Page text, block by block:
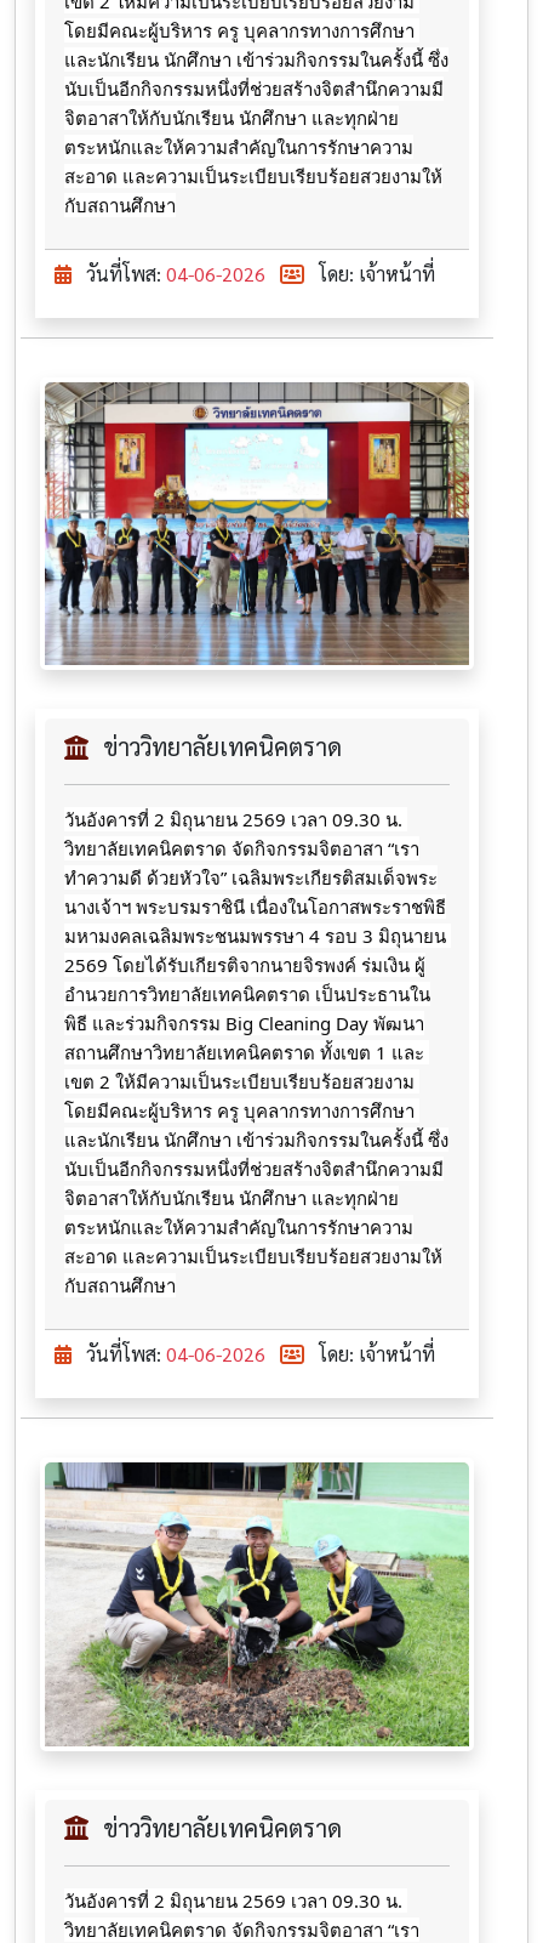
โดยมีคณะผู้บริหาร ครู บุคลากรทางการศึกษา
และนักเรียน นักศึกษา เข้าร่วมกิจกรรมในครั้งนี้ ซึ่ง
นับเป็นอีกกิจกรรมหนึ่งที่ช่วยสร้างจิตสำนึกความมี
จิตอาสาให้กับนักเรียน นักศึกษา และทุกฝ่าย
ตระหนักและให้ความสำคัญในการรักษาความ
สะอาด และความเป็นระเบียบเรียบร้อยสวยงามให้
กับสถานศึกษา
วันที่โพส: 04-06-2026 โดย: เจ้าหน้าที่
ข่าววิทยาลัยเทคนิคตราด
วันอังคารที่ 2 มิถุนายน 2569 เวลา 09.30 น.
วิทยาลัยเทคนิคตราด จัดกิจกรรมจิตอาสา “เรา
ทำความดี ด้วยหัวใจ” เฉลิมพระเกียรติสมเด็จพระ
นางเจ้าฯ พระบรมราชินี เนื่องในโอกาสพระราชพิธี
มหามงคลเฉลิมพระชนมพรรษา 4 รอบ 3 มิถุนายน
2569 โดยได้รับเกียรติจากนายจิรพงค์ ร่มเงิน ผู้
อำนวยการวิทยาลัยเทคนิคตราด เป็นประธานใน
พิธี และร่วมกิจกรรม Big Cleaning Day พัฒนา
สถานศึกษาวิทยาลัยเทคนิคตราด ทั้งเขต 1 และ
เขต 2 ให้มีความเป็นระเบียบเรียบร้อยสวยงาม
โดยมีคณะผู้บริหาร ครู บุคลากรทางการศึกษา
และนักเรียน นักศึกษา เข้าร่วมกิจกรรมในครั้งนี้ ซึ่ง
นับเป็นอีกกิจกรรมหนึ่งที่ช่วยสร้างจิตสำนึกความมี
จิตอาสาให้กับนักเรียน นักศึกษา และทุกฝ่าย
ตระหนักและให้ความสำคัญในการรักษาความ
สะอาด และความเป็นระเบียบเรียบร้อยสวยงามให้
กับสถานศึกษา
วันที่โพส: 04-06-2026 โดย: เจ้าหน้าที่
ข่าววิทยาลัยเทคนิคตราด
วันอังคารที่ 2 มิถุนายน 2569 เวลา 09.30 น.
วิทยาลัยเทคนิคตราด จัดกิจกรรมจิตอาสา “เรา